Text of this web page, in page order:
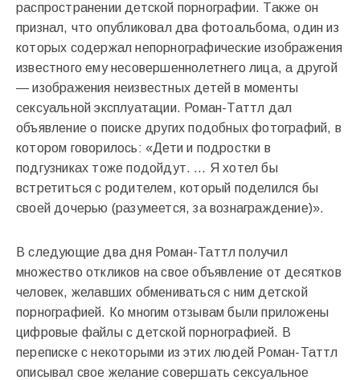
распространении детской порнографии. Также он
признал, что опубликовал два фотоальбома, один из
которых содержал непорнографические изображения
известного ему несовершеннолетнего лица, а другой
— изображения неизвестных детей в моменты
сексуальной эксплуатации. Роман-Таттл дал
объявление о поиске других подобных фотографий, в
котором говорилось: «Дети и подростки в
подгузниках тоже подойдут. … Я хотел бы
встретиться с родителем, который поделился бы
своей дочерью (разумеется, за вознаграждение)».
В следующие два дня Роман-Таттл получил
множество откликов на свое объявление от десятков
человек, желавших обмениваться с ним детской
порнографией. Ко многим отзывам были приложены
цифровые файлы с детской порнографией. В
переписке с некоторыми из этих людей Роман-Таттл
описывал свое желание совершать сексуальное